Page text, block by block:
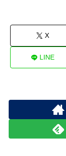
X
LINE